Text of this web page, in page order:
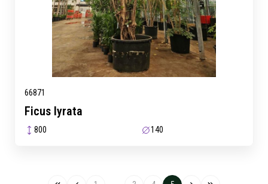
66871
Ficus lyrata
800 140